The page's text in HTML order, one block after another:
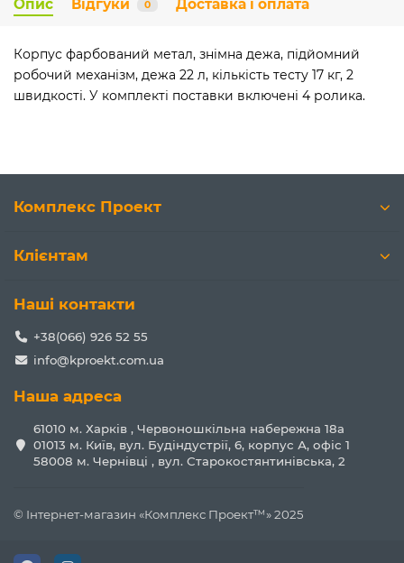
Опис Відгуки 0 Доставка і оплата
Корпус фарбований метал, знімна дежа, підйомний
робочий механізм, дежа 22 л, кількість тесту 17 кг, 2
швидкості. У комплекті поставки включені 4 ролика.
Комплекс Проект
Клієнтам
Наші контакти
+38(066) 926 52 55
info@kproekt.com.ua
Наша адреса
61010 м. Харків , Червоношкільна набережна 18а
01013 м. Київ, вул. Будіндустрії, 6, корпус А, офіс 1
58008 м. Чернівці , вул. Старокостянтинівська, 2
© Інтернет-магазин «Комплекс Проект™» 2025